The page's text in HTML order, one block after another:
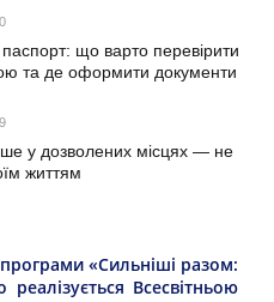
що варто перевірити
та де оформити документи
у дозволених місцях — не
життям
«Сильніші разом:
Всесвітньою